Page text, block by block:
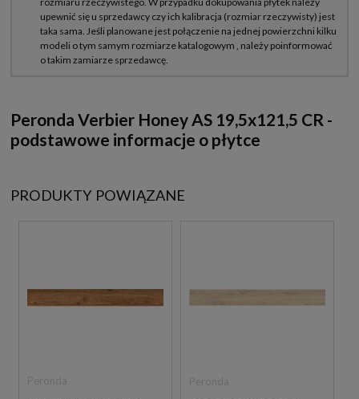
Peronda Verbier Honey AS 19,5x121,5 CR -
podstawowe informacje o płytce
PRODUKTY POWIĄZANE